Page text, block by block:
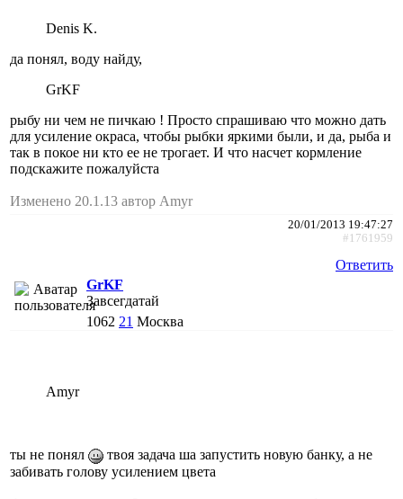
Denis K.
да понял, воду найду,
GrKF
рыбу ни чем не пичкаю ! Просто спрашиваю что можно дать
для усиление окраса, чтобы рыбки яркими были, и да, рыба и
так в покое ни кто ее не трогает. И что насчет кормление
подскажите пожалуйста
Изменено 20.1.13 автор Amyr
20/01/2013 19:47:27
#1761959
Ответить
GrKF
Завсегдатай
1062 21 Москва
Amyr
ты не понял
твоя задача ша запустить новую банку, а не
забивать голову усилением цвета